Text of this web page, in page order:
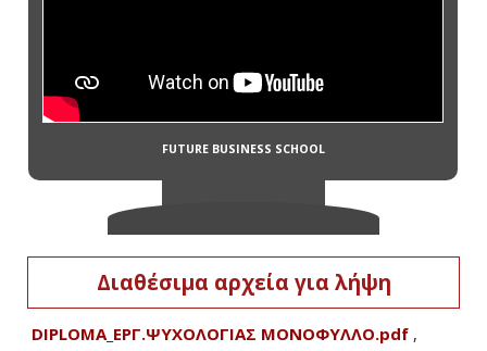
Διαθέσιμα αρχεία για λήψη
DIPLOMA_ΕΡΓ.ΨΥΧΟΛΟΓΙΑΣ ΜΟΝΟΦΥΛΛΟ.pdf ,